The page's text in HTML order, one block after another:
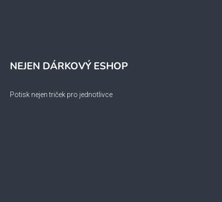
NEJEN DÁRKOVÝ ESHOP
Potisk nejen triček pro jednotlivce